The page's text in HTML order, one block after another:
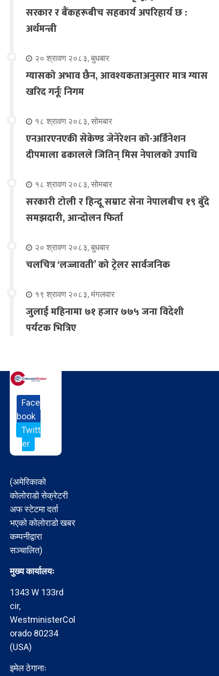
सरकार र बैंकहरूबीच सहकार्य अपरिहार्य छ :
अर्थमन्त्री
२० श्रावण २०८३, बुधबार
ग्यासको अभाव छैन, आवश्यकताअनुसार मात्र ग्यास
खरिद गर्नूः निगम
१८ श्रावण २०८३, सोमबार
एनआरएनएकी सेकेण्ड जेनेरेशन को-अर्डिनेशन
दीपमाला ढकालले जितिन् मिस नेपालको उपाधि
१८ श्रावण २०८३, सोमबार
सरकारी टोली र हिन्दू सम्राट सेना नेपालबीच १९ बुँदे
समझदारी, आन्दोलन फिर्ता
२० श्रावण २०८३, बुधबार
चलचित्र ‘लज्जावती’ को ट्रेलर सार्वजनिक
१९ श्रावण २०८३, मंगलवार
जुलाई महिनामा ७१ हजार ७७५ जना विदेशी
पर्यटक भित्रिए
Face
book
Twitt
er
(अमेरिकाको
कोलोराडो सेक्रेटरी
अफ स्टेटमा दर्ता
भएको कोलोराडो खबर
कम्पनीद्वारा
सञ्चालित)
मुख्य कार्यालयः
1343 W 133rd
cir,
WestministerCol
orado 80234
(USA)
इमेल ठेगानाः